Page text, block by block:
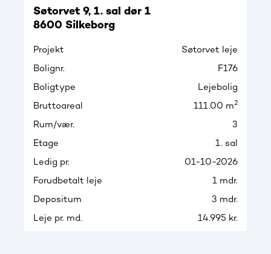
Søtorvet 9, 1. sal dør 1
8600 Silkeborg
Projekt
Søtorvet leje
Bolignr.
F176
Boligtype
Lejebolig
Bruttoareal
111.00 m2
Rum/vær.
3
Etage
1. sal
Ledig pr.
01-10-2026
Forudbetalt leje
1 mdr.
Depositum
3 mdr.
Leje pr. md.
14.995 kr.